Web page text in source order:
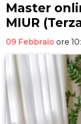
Master
MIUR
09 Febbraio ore